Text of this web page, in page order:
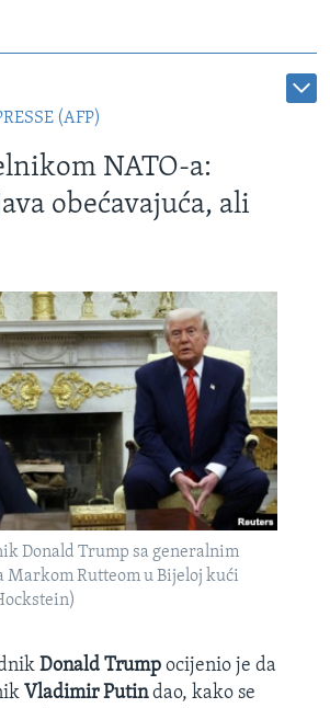
(AFP)
NATO-a:
obećavajuća, ali
Donald Trump sa generalnim
Markom Rutteom u Bijeloj kući
Donald Trump ocijenio je da
Vladimir Putindao, kako se